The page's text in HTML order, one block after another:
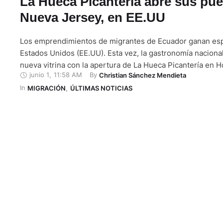
Nueva Jersey, en EE.UU
Los emprendimientos de migrantes de Ecuador ganan
Estados Unidos (EE.UU). Esta vez, la gastronomía
nueva vitrina con la apertura de La Hueca Picantería en
Nueva Jersey. El nuevo negocio abrió sus puertas dentro
Vibez, en la calle 1 de Hoboken. La propuesta apuesta
junio 1 11:58 AM By Christian Sánchez Mendieta
In MIGRACIÓN, ÚLTIMAS NOTICIAS